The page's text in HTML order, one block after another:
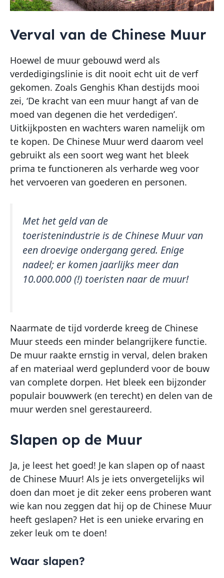
Verval van de Chinese Muur
Hoewel de muur gebouwd werd als
verdedigingslinie is dit nooit echt uit de verf
gekomen. Zoals Genghis Khan destijds mooi
zei, ‘De kracht van een muur hangt af van de
moed van degenen die het verdedigen’.
Uitkijkposten en wachters waren namelijk om
te kopen. De Chinese Muur werd daarom veel
gebruikt als een soort weg want het bleek
prima te functioneren als verharde weg voor
het vervoeren van goederen en personen.
Met het geld van de
toeristenindustrie is de Chinese Muur van
een droevige ondergang gered. Enige
nadeel; er komen jaarlijks meer dan
10.000.000 (!) toeristen naar de muur!
Naarmate de tijd vorderde kreeg de Chinese
Muur steeds een minder belangrijkere functie.
De muur raakte ernstig in verval, delen braken
af en materiaal werd geplunderd voor de bouw
van complete dorpen. Het bleek een bijzonder
populair bouwwerk (en terecht) en delen van de
muur werden snel gerestaureerd.
Slapen op de Muur
Ja, je leest het goed! Je kan slapen op of naast
de Chinese Muur! Als je iets onvergetelijks wil
doen dan moet je dit zeker eens proberen want
wie kan nou zeggen dat hij op de Chinese Muur
heeft geslapen? Het is een unieke ervaring en
zeker leuk om te doen!
Waar slapen?